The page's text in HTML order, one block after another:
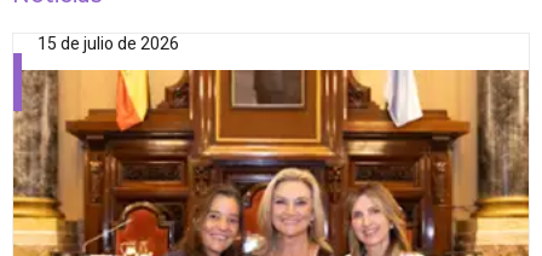
15 de julio de 2026